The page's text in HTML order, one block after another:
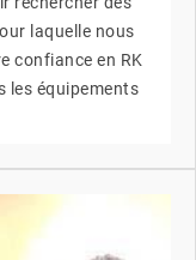
laquelle nous
confiance en RK
les équipements